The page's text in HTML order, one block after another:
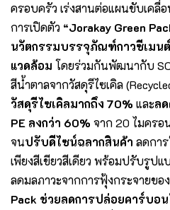
ครอบครัว เร่งสานต่อแผนขับเคลื่
การเปิดตัว “Jorakay Green
นวัตกรรมบรรจุภัณฑ์กาวซีเมน
แวดล้อม โดยร่วมกันพัฒนากับ
สีน้ำตาลจากวัสดุรีไซเคิล
วัสดุรีไซเคิลมากถึง 70% และล
PE ลงกว่า 60% จาก 20 ไมครอ
จนปรับดีไซน์ฉลากสินค้า ลดกา
เพียงสีเขียวสีเดียว พร้อมปรับรูปแ
ลดมลภาวะจากการฟุ้งกระจายขอ
Pack ช่วยลดการปล่อยคาร์บอ